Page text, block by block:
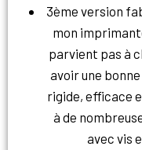
3ème version
mon
parvient pas à
avoir une
rigide, efficace
à de
avec vis